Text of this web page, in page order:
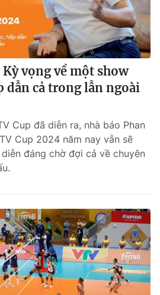
vọng về một show
dẫn cả trong lẫn ngoài
Cup đã diễn ra, nhà báo Phan
Cup 2024 năm nay vẫn sẽ
đáng chờ đợi cả về chuyên